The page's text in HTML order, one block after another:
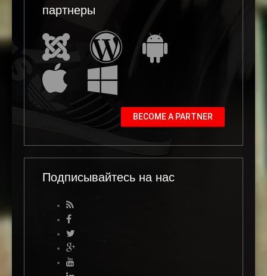
партнеры
BECOME A PARTNER
Подписывайтесь на нас